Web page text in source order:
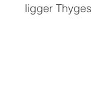
ligger